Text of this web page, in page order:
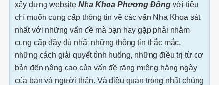
xây dựng website Nha Khoa Phương Đôngvới tiêu
chí muốn cung cấp thông tin về các vấn Nha Khoa sát
nhất với những vấn đề mà bạn hay gặp phải nhằm
cung cấp đầy đủ nhất những thông tin thắc mắc,
những cách giải quyết tình huống, những điều trị từ cơ
bản đến nâng cao của vấn đề răng miệng hằng ngày
của bạn và người thân. Và điều quan trọng nhất chúng